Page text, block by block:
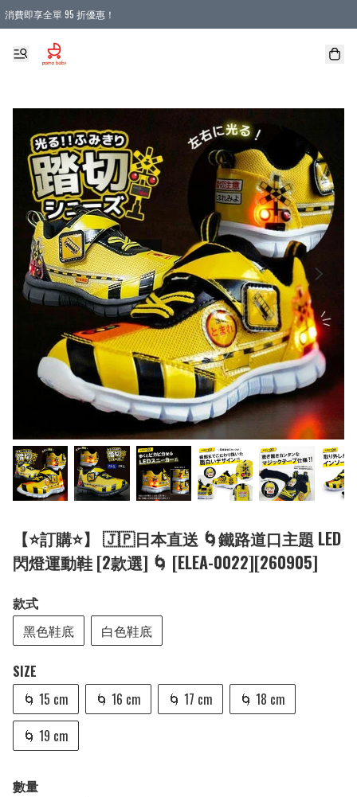
消費即享全單 95 折優惠！
購物滿 HKD 900.00即享免運費優惠！（適用於 本地送貨、本地取貨 )
【⭐訂購⭐】 🇯🇵日本直送 🌀鐵路道口主題 LED
閃燈運動鞋 [2款選] 🌀 [ELEA-0022][260905]
款式
黑色鞋底
白色鞋底
SIZE
🌀 15 cm
🌀 16 cm 🌀 17 cm
🌀 18 cm
🌀 19 cm
數量